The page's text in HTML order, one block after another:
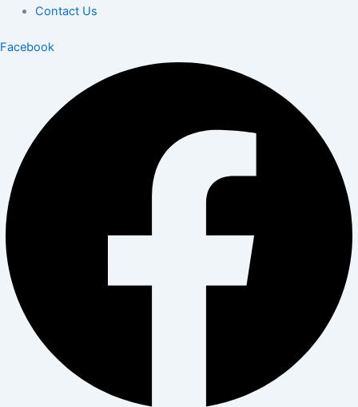
Contact Us
Facebook